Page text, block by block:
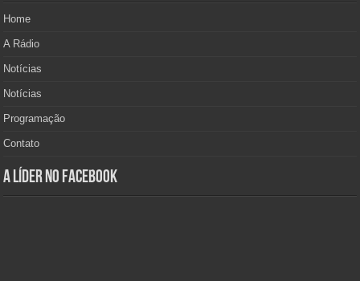
Home
A Rádio
Notícias
Notícias
Programação
Contato
A Líder no Facebook